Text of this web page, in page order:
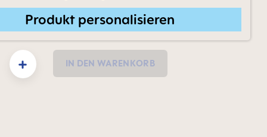
Produkt personalisieren
Gib den gewünschten Wert ein oder benutze die Schaltflächen um die Anzahl zu
IN DEN WARENKORB